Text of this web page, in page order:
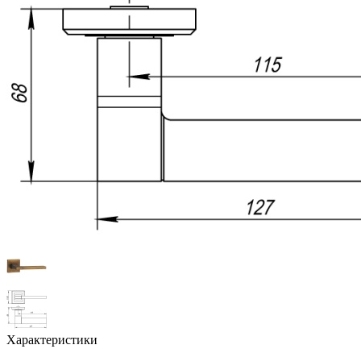
Характеристики